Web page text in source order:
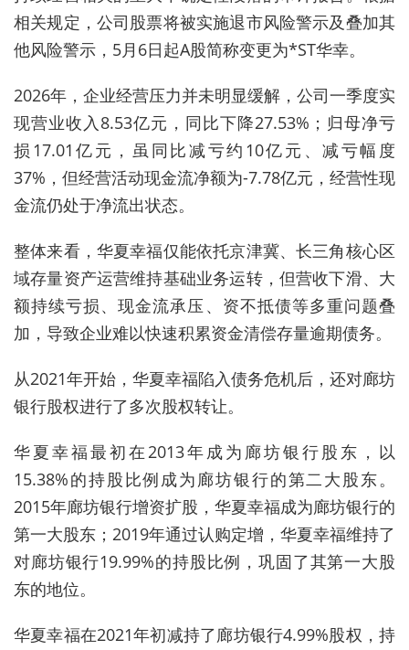
相关规定，公司股票将被实施退市风险警示及叠加其
他风险警示，5月6日起A股简称变更为*ST华幸。
2026年，企业经营压力并未明显缓解，公司一季度实
现营业收入8.53亿元，同比下降27.53%；归母净亏
损17.01亿元，虽同比减亏约10亿元、减亏幅度
37%，但经营活动现金流净额为-7.78亿元，经营性现
金流仍处于净流出状态。
整体来看，华夏幸福仅能依托京津冀、长三角核心区
域存量资产运营维持基础业务运转，但营收下滑、大
额持续亏损、现金流承压、资不抵债等多重问题叠
加，导致企业难以快速积累资金清偿存量逾期债务。
从2021年开始，华夏幸福陷入债务危机后，还对廊坊
银行股权进行了多次股权转让。
华夏幸福最初在2013年成为廊坊银行股东，以
15.38%的持股比例成为廊坊银行的第二大股东。
2015年廊坊银行增资扩股，华夏幸福成为廊坊银行的
第一大股东；2019年通过认购定增，华夏幸福维持了
对廊坊银行19.99%的持股比例，巩固了其第一大股
东的地位。
华夏幸福在2021年初减持了廊坊银行4.99%股权，持